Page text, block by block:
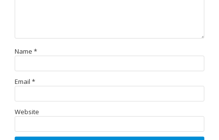
Name *
Email *
Website